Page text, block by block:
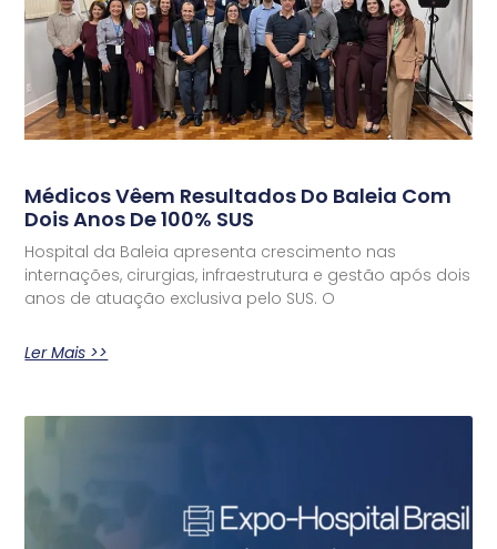
Médicos Vêem Resultados Do Baleia Com
Dois Anos De 100% SUS
Hospital da Baleia apresenta crescimento nas
internações, cirurgias, infraestrutura e gestão após dois
anos de atuação exclusiva pelo SUS. O
Ler Mais >>